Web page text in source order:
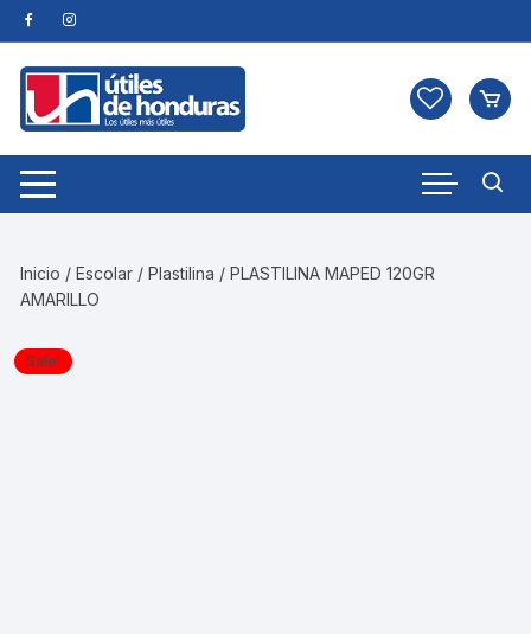
Skip
to
content
Inicio /Escolar /Plastilina / PLASTILINA MAPED 120GR
AMARILLO
Sale!